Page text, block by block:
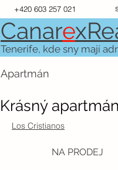
+420 603 257 021
CanarexRe
Tenerife, kde sny mají
Apartmán
Krásný
Los Cristianos
NA PRODEJ